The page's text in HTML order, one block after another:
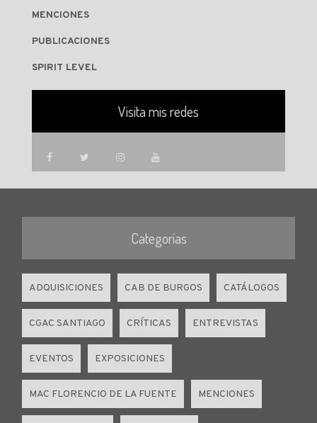
MENCIONES
PUBLICACIONES
SPIRIT LEVEL
Visita mis redes
Categorías
ADQUISICIONES CAB DE BURGOS CATÁLOGOS
CGAC SANTIAGO CRÍTICAS ENTREVISTAS
EVENTOS EXPOSICIONES
MAC FLORENCIO DE LA FUENTE MENCIONES